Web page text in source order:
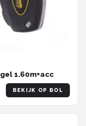
1.60m+acc
BEKIJK OP BOL